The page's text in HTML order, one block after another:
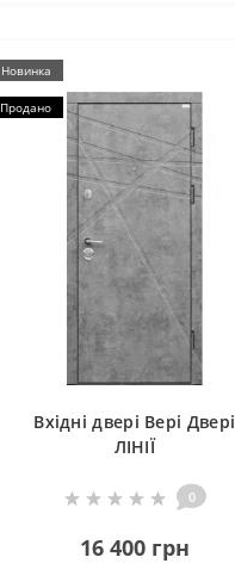
Новинка
Продано
Вхідні двері Вері Двері
ЛІНІЇ
0
16 400 грн